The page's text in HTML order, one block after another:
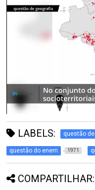
LABELS: questão
questão do enem 1971
COMPARTILHAR: